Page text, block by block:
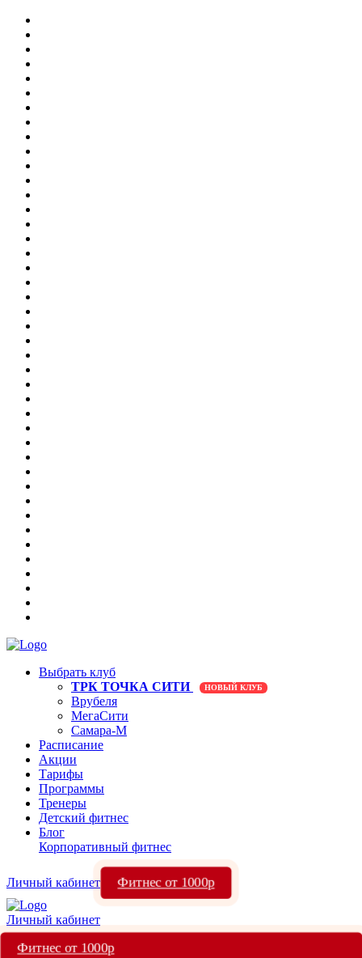
Выбрать клуб
ТРК ТОЧКА СИТИ
НОВЫЙ КЛУБ
Врубеля
МегаСити
Самара-М
Расписание
Акции
Тарифы
Программы
Тренеры
Детский фитнес
Блог
Корпоративный фитнес
Личный кабинет Фитнес от 1000р
Личный кабинет
Фитнес от 1000р